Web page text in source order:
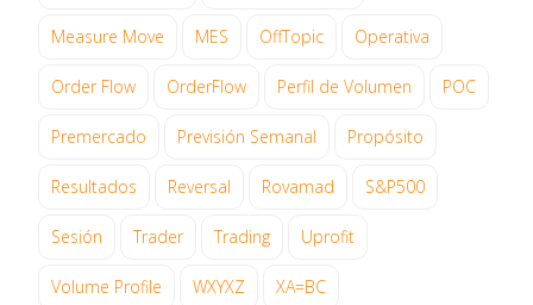
Measure Move MES OffTopic Operativa
Order Flow OrderFlow Perfil de Volumen POC
Premercado Previsión Semanal Propósito
Resultados Reversal Rovamad S&P500
Sesión Trader Trading Uprofit
Volume Profile WXYXZ XA=BC